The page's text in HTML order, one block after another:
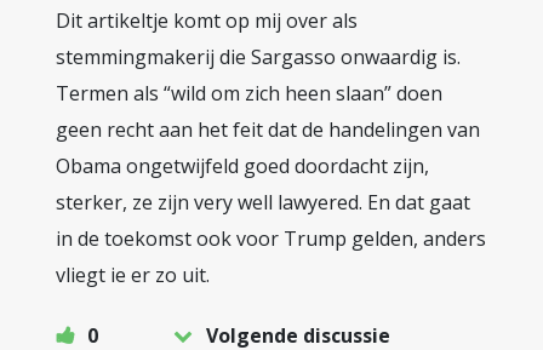
Dit artikeltje komt op mij over als
stemmingmakerij die Sargasso onwaardig is.
Termen als “wild om zich heen slaan” doen
geen recht aan het feit dat de handelingen van
Obama ongetwijfeld goed doordacht zijn,
sterker, ze zijn very well lawyered. En dat gaat
in de toekomst ook voor Trump gelden, anders
vliegt ie er zo uit.
0
Volgende discussie